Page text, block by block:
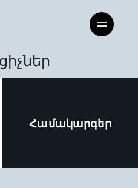
Համակարգեր